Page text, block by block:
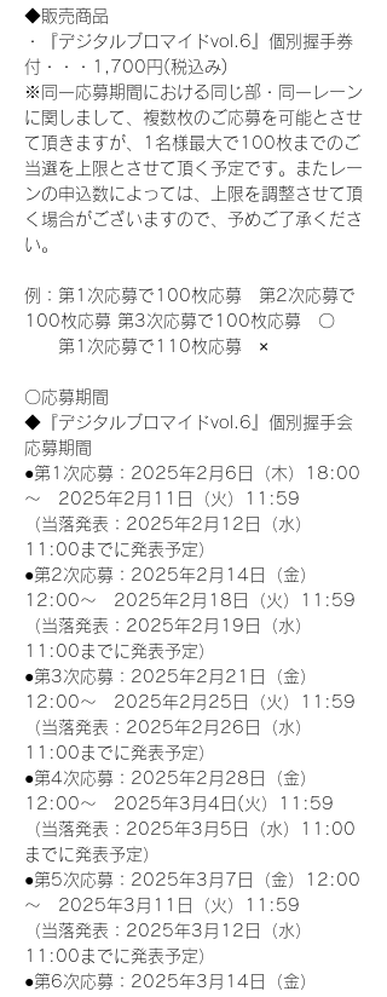
◆販売商品
・『デジタルブロマイドvol.6』個別握手券
付・・・1,700円(税込み)
※同一応募期間における同じ部・同一レーン
に関しまして、複数枚のご応募を可能とさせ
て頂きますが、1名様最大で100枚までのご
当選を上限とさせて頂く予定です。またレー
ンの申込数によっては、上限を調整させて頂
く場合がございますので、予めご了承くださ
い。
例：第1次応募で100枚応募　第2次応募で
100枚応募 第3次応募で100枚応募　〇
第1次応募で110枚応募　×
〇応募期間
◆『デジタルブロマイドvol.6』個別握手会
応募期間
●第1次応募：2025年2月6日（木）18:00
～　2025年2月11日（火）11:59
（当落発表：2025年2月12日（水）
11:00までに発表予定）
●第2次応募：2025年2月14日（金）
12:00～　2025年2月18日（火）11:59
（当落発表：2025年2月19日（水）
11:00までに発表予定）
●第3次応募：2025年2月21日（金）
12:00～　2025年2月25日（火）11:59
（当落発表：2025年2月26日（水）
11:00までに発表予定）
●第4次応募：2025年2月28日（金）
12:00～　2025年3月4日(火）11:59
（当落発表：2025年3月5日（水）11:00
までに発表予定）
●第5次応募：2025年3月7日（金）12:00
～　2025年3月11日（火）11:59
（当落発表：2025年3月12日（水）
11:00までに発表予定）
●第6次応募：2025年3月14日（金）